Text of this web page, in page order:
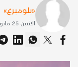
«بلومبرغ»
الاثنين 25 مايو 2026 14:28